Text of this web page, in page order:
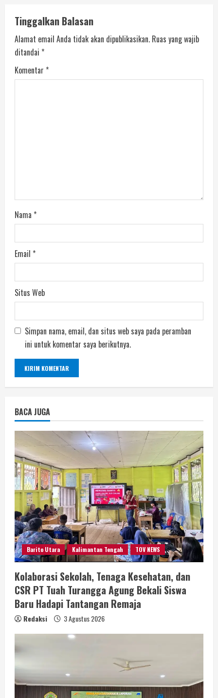
Tinggalkan Balasan
Alamat email Anda tidak akan dipublikasikan. Ruas yang wajib
ditandai *
Komentar *
Nama *
Email *
Situs Web
Simpan nama, email, dan situs web saya pada peramban
ini untuk komentar saya berikutnya.
BACA JUGA
Barito Utara Kalimantan Tengah TOV NEWS
Kolaborasi Sekolah, Tenaga Kesehatan, dan
CSR PT Tuah Turangga Agung Bekali Siswa
Baru Hadapi Tantangan Remaja
Redaksi 3 Agustus 2026